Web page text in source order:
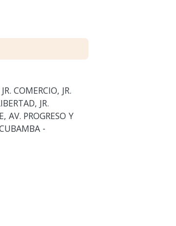
COMERCIO, JR.
JR.
AV. PROGRESO Y
-